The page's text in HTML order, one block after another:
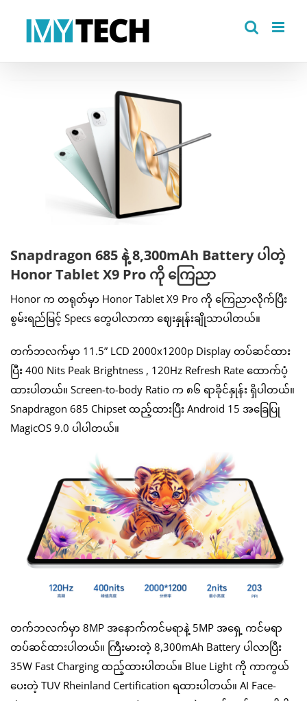
Snapdragon 685 နဲ့ 8,300mAh Battery ပါတဲ့
Honor Tablet X9 Pro ကို ကြေညာ
Honor က တရုတ်မှာ Honor Tablet X9 Pro ကို ကြေညာလိုက်ပြီး
စွမ်းရည်မြင့် Specs တွေပါလာကာ ဈေးနှုန်းချိုသာပါတယ်။
တက်ဘလက်မှာ 11.5” LCD 2000x1200p Display တပ်ဆင်ထား
ပြီး 400 Nits Peak Brightness , 120Hz Refresh Rate ထောက်ပံ့
ထားပါတယ်။ Screen-to-body Ratio က ၈၆ ရာခိုင်နှုန်း ရှိပါတယ်။
Snapdragon 685 Chipset ထည့်ထားပြီး Android 15 အခြေပြု
MagicOS 9.0 ပါပါတယ်။
တက်ဘလက်မှာ 8MP အနောက်ကင်မရာနဲ့ 5MP အရှေ့ ကင်မရာ
တပ်ဆင်ထားပါတယ်။ ကြီးမားတဲ့ 8,300mAh Battery ပါလာပြီး
35W Fast Charging ထည့်ထားပါတယ်။ Blue Light ကို ကာကွယ်
ပေးတဲ့ TUV Rheinland Certification ရထားပါတယ်။ AI Face-